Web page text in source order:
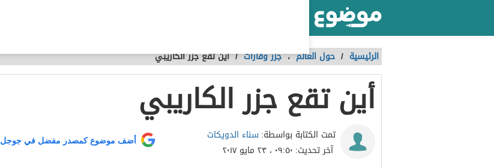
الرئيسية / حول العالم،جزر وقارات /أين تقع جزر الكاريبي
أين تقع جزر الكاريبي
تمت الكتابة بواسطة:سناء الدويكات
آخر تحديث: ٠٩:٥٠ ، ٢٣ مايو ٢٠١٧
أضف موضوع كمصدر مفضل في جوجل